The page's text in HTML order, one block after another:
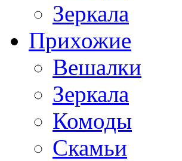
Зеркала
Прихожие
Вешалки
Зеркала
Комоды
Скамьи